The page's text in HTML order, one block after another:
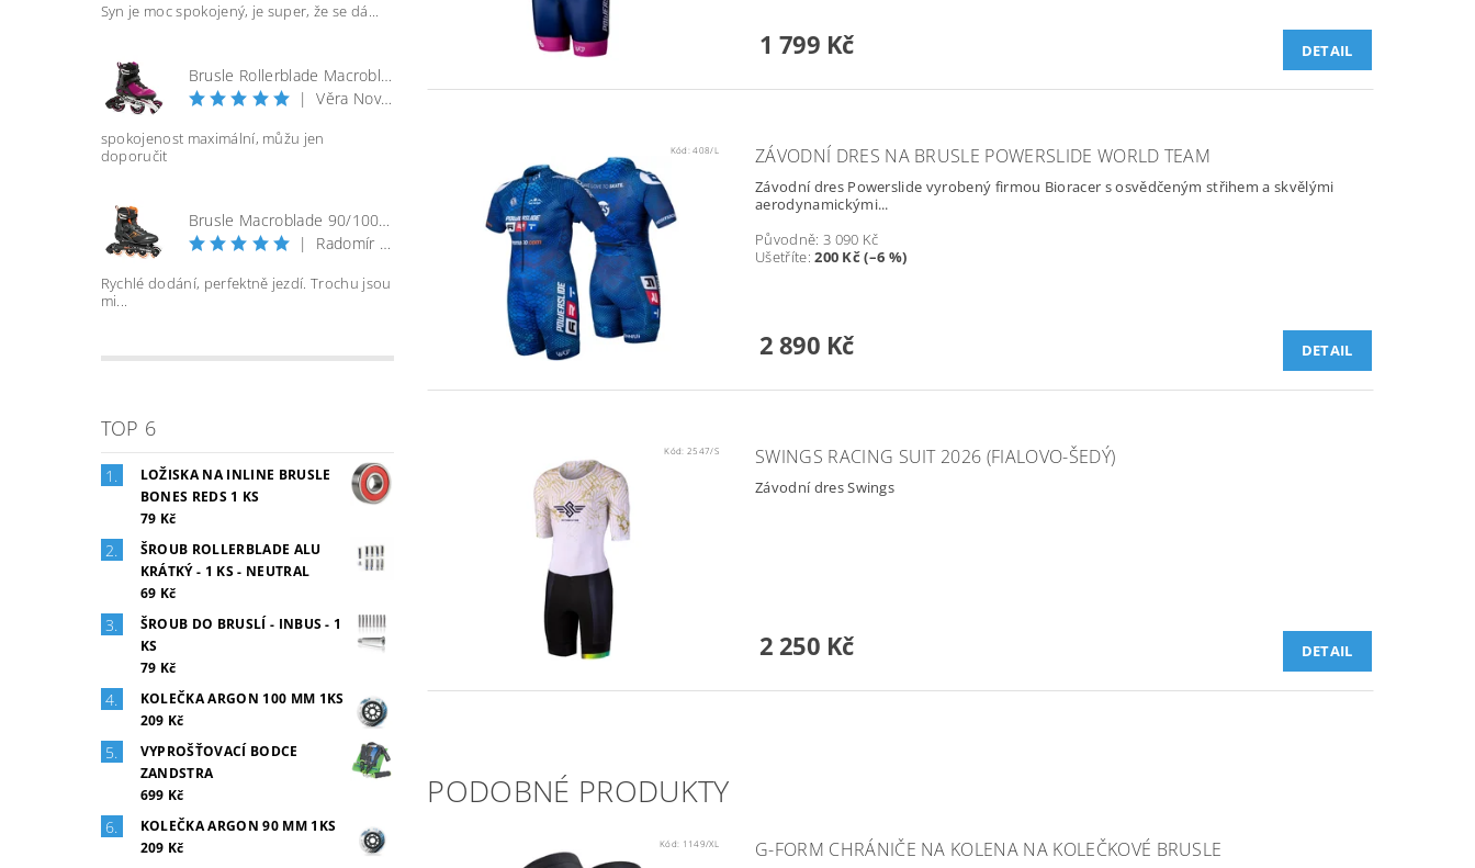
Syn je moc spokojený, je super, že se dá...
Brusle Rollerblade Macroblade 100 3WD W - vel. 40
|
Věra Nováková
spokojenost maximální, můžu jen
doporučit
Brusle Macroblade 90/100 BOA - černá/orange
|
Radomír Bureš
Rychlé dodání, perfektně jezdí. Trochu jsou
mi...
TOP 6
LOŽISKA NA INLINE BRUSLE
BONES REDS 1 KS
79 Kč
ŠROUB ROLLERBLADE ALU
KRÁTKÝ - 1 KS - NEUTRAL
69 Kč
ŠROUB DO BRUSLÍ - INBUS - 1
KS
79 Kč
KOLEČKA ARGON 100 MM 1KS
209 Kč
VYPROŠŤOVACÍ BODCE
ZANDSTRA
699 Kč
KOLEČKA ARGON 90 MM 1KS
209 Kč
1 799 Kč DETAIL
Kód:408/L ZÁVODNÍ DRES NA BRUSLE POWERSLIDE WORLD TEAM
Závodní dres Powerslide vyrobený firmou Bioracer s osvědčeným střihem a skvělými
aerodynamickými...
Původně: 3 090 Kč
Ušetříte:200 Kč (–6 %)
2 890 Kč DETAIL
Kód: 2547/S SWINGS RACING SUIT 2026 (FIALOVO-ŠEDÝ)
Závodní dres Swings
2 250 Kč DETAIL
PODOBNÉ PRODUKTY
Kód: 1149/XL G-FORM CHRÁNIČE NA KOLENA NA KOLEČKOVÉ BRUSLE